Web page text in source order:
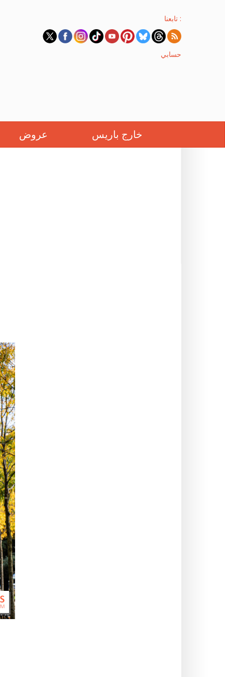
تابعنا :
حسابي
عروض خارج باريس